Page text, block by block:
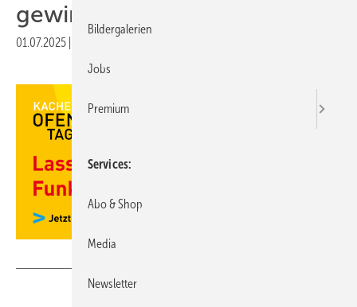
gewinnen.Mitmachen
01.07.2025
Bildergalerien
Jobs
Premium
Services
Abo & Shop
Media
Newsletter